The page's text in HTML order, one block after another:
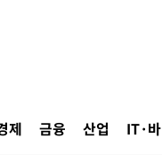
제 금융 산업 IT·
나스닥 1.3%↑
당원투표…金 47.75%·鄭